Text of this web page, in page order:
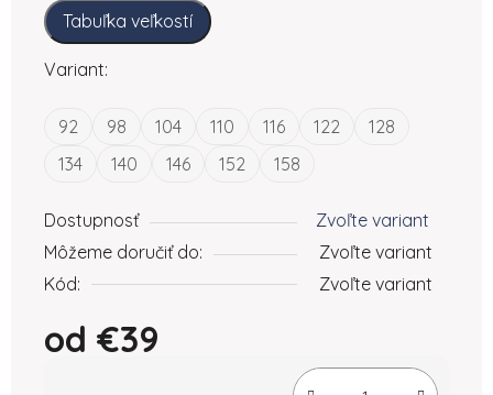
Tabuľka veľkostí
Variant:
92 98 104 110 116 122
128
134
140 146 152 158
Dostupnosť
Zvoľte variant
Môžeme doručiť do:
Zvoľte variant
Kód:
Zvoľte variant
od €39